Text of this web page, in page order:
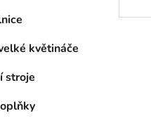
květináče
stroje